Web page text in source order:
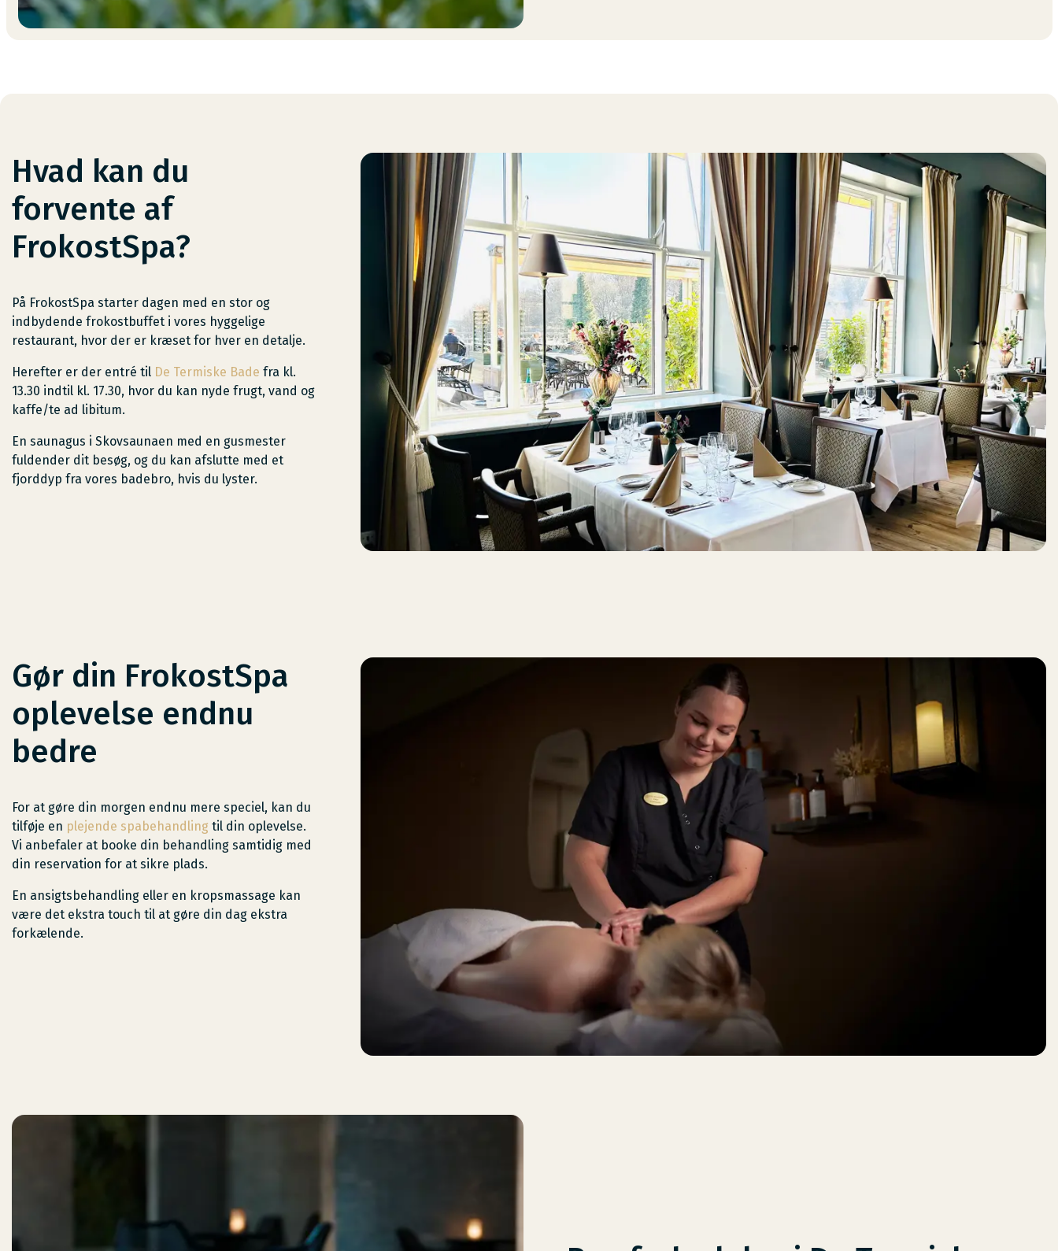
Hvad kan du
forvente af
FrokostSpa?
På FrokostSpa starter dagen med en stor og
indbydende frokostbuffet i vores hyggelige
restaurant, hvor der er kræset for hver en detalje.
Herefter er der entré til De Termiske Bade fra kl.
13.30 indtil kl. 17.30, hvor du kan nyde frugt, vand og
kaffe/te ad libitum.
En saunagus i Skovsaunaen med en gusmester
fuldender dit besøg, og du kan afslutte med et
fjorddyp fra vores badebro, hvis du lyster.
Gør din FrokostSpa
oplevelse endnu
bedre
For at gøre din morgen endnu mere speciel, kan du
tilføje en plejende spabehandling til din oplevelse.
Vi anbefaler at booke din behandling samtidig med
din reservation for at sikre plads.
En ansigtsbehandling eller en kropsmassage kan
være det ekstra touch til at gøre din dag ekstra
forkælende.